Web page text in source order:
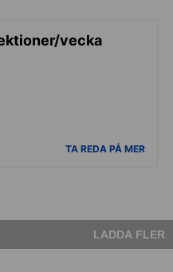
vecka
TA REDA PÅ MER
LADDA FLER